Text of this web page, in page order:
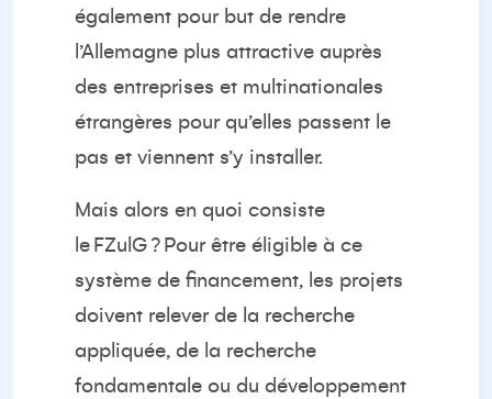
également pour but de rendre
l’Allemagne plus attractive auprès
des entreprises et multinationales
étrangères pour qu’elles passent le
pas et viennent s’y installer.
Mais alors en quoi consiste
le FZul G ? Pour être éligible à ce
système de financement, les projets
doivent relever de la recherche
appliquée, de la recherche
fondamentale ou du développement